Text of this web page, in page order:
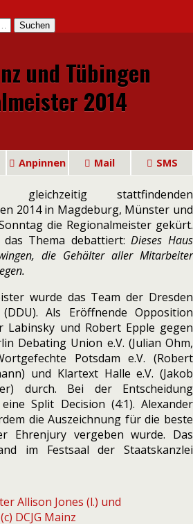
und Tübingen
2014
Anpinnen Mail SMS
stattfindenden
2014 in Magdeburg, Münster und
die Regionalmeister gekürt.
das Thema debattiert:Dieses Haus
die Gehälter aller Mitarbeiter
wurde das Team der Dresden
Als Eröffnende Opposition
Labinsky und Robert Epple gegen
Debating Union e.V. (Julian Ohm,
Potsdam e.V. (Robert
und Klartext Halle e.V. (Jakob
durch. Bei der Entscheidung
Split Decision (4:1). Alexander
die Auszeichnung für die beste
Ehrenjury vergeben wurde. Das
im Festsaal der Staatskanzlei